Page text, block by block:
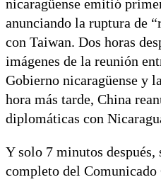
nicaragüense emitió
anunciando la ruptura de
con Taiwan. Dos horas
imágenes de la reunión
Gobierno nicaragüense y
hora más tarde, China
diplomáticas con
Y solo 7 minutos
completo del